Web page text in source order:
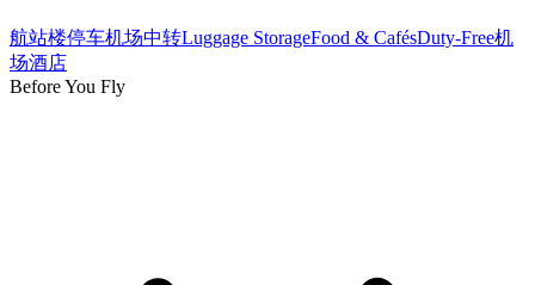
航站楼停车机场中转Luggage StorageFood & CafésDuty-Free机
场酒店
Before You Fly